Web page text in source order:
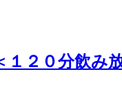
２０分飲み